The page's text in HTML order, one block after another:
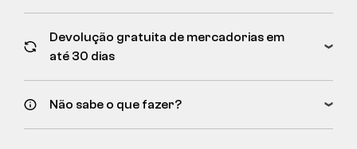
Devolução gratuita de mercadorias em
até 30 dias
Não sabe o que fazer?